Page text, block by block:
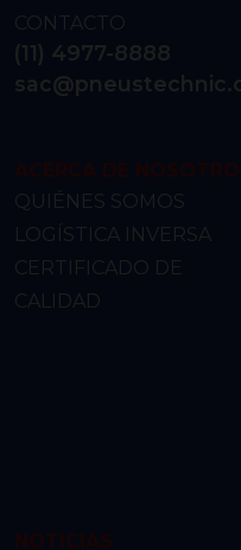
CONTACTO
(11) 4977-8888
QUIÉNES SOMOS
LOGÍSTICA INVERSA
CERTIFICADO DE
CALIDAD